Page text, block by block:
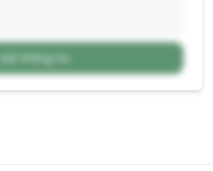
Gửi thông tin